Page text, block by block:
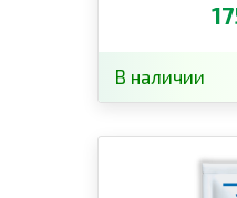
В наличии